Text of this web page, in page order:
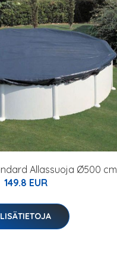
Allassuoja Ø500 cm
149.8 EUR
LISÄTIETOJA